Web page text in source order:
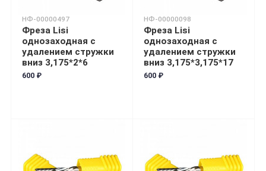
НФ-00000497
Фреза Lisi
однозаходная с
удалением стружки
вниз 3,175*2*6
600 ₽
НФ-00000098
Фреза Lisi
однозаходная с
удалением стружки
вниз 3,175*3,175*17
600 ₽